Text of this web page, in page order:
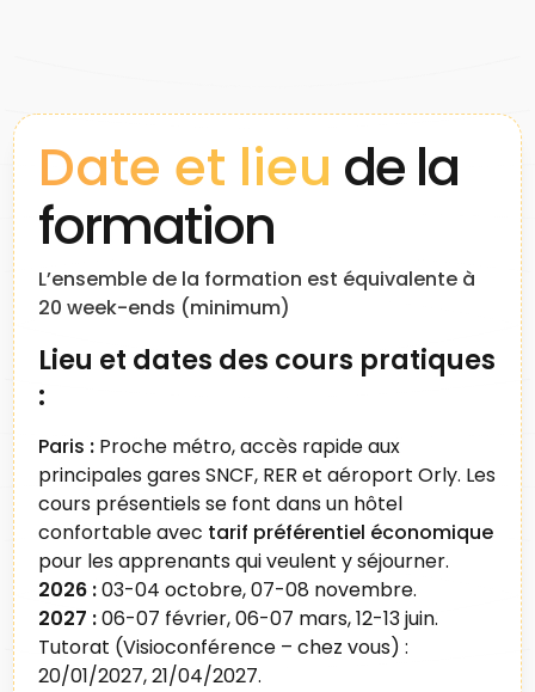
Date et lieu de la
formation
L’ensemble de la formation est équivalente à
20 week-ends (minimum)
Lieu et dates des cours pratiques
:
Paris : Proche métro, accès rapide aux
principales gares SNCF, RER et aéroport Orly. Les
cours présentiels se font dans un hôtel
confortable avec tarif préférentiel économique
pour les apprenants qui veulent y séjourner.
2026 :03-04 octobre, 07-08 novembre.
2027 :06-07 février, 06-07 mars, 12-13 juin.
Tutorat (Visioconférence – chez vous) :
20/01/2027, 21/04/2027.